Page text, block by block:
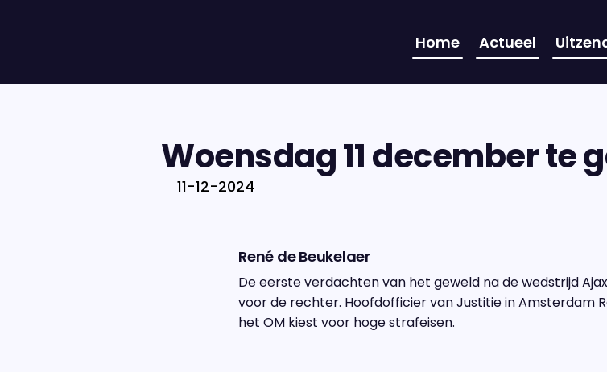
Home Actueel
Woensdag 11 december te
11-12-2024
René de Beukelaer
De eerste verdachten van het geweld na de wedstrijd
voor de rechter. Hoofdofficier van Justitie in Amsterdam
het OM kiest voor hoge strafeisen.